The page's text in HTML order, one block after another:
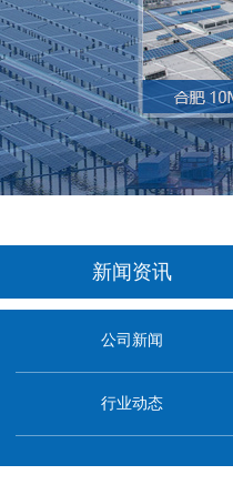
新闻资讯
公司新闻
行业动态